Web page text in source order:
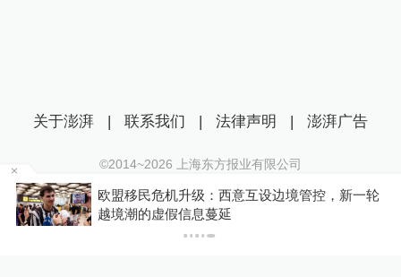
欧盟移民危机升级：西意互设边境管控，新一轮
越境潮的虚假信息蔓延
关于澎湃 | 联系我们 | 法律声明 | 澎湃广告
©2014~2026 上海东方报业有限公司
沪ICP证：沪B2-20170116 | 沪ICP备14003370号
互联网新闻信息服务许可证：31120170006
沪公网安备 31010602000299号